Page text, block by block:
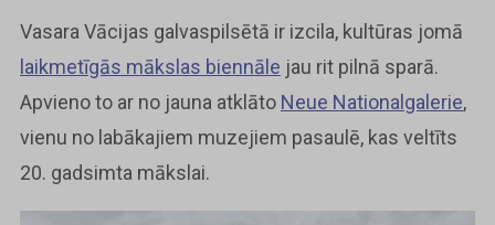
Vasara Vācijas galvaspilsētā ir izcila, kultūras jomā
laikmetīgās mākslas biennāle jau rit pilnā sparā.
Apvieno to ar no jauna atklāto Neue Nationalgalerie,
vienu no labākajiem muzejiem pasaulē, kas veltīts
20. gadsimta mākslai.